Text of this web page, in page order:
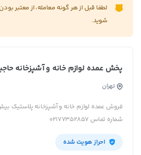
لطفا قبل از هر گونه معامله، از معتبر
شوید.
پخش عمده لوازم خانه و آشپزخانه
تهران
شماره تماس 02177352857
احراز هویت شده